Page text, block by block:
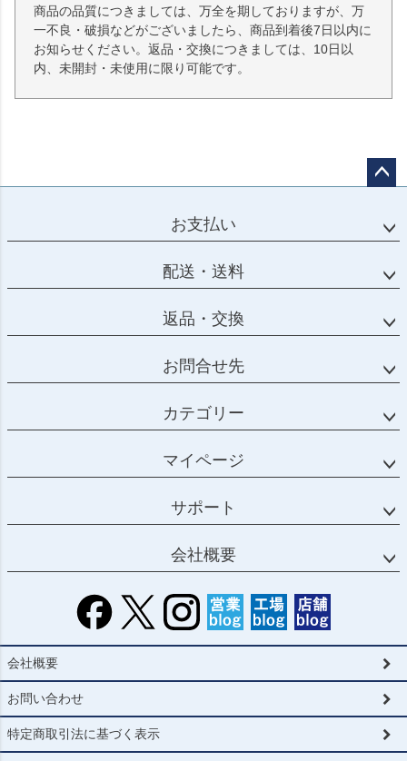
商品の品質につきましては、万全を期しておりますが、万
一不良・破損などがございましたら、商品到着後7日以内に
お知らせください。返品・交換につきましては、10日以
内、未開封・未使用に限り可能です。
ップ
お支払い
配送・送料
返品・交換
お問合せ先
カテゴリー
マイページ
サポート
会社概要
会社概要
お問い合わせ
特定商取引法に基づく表示